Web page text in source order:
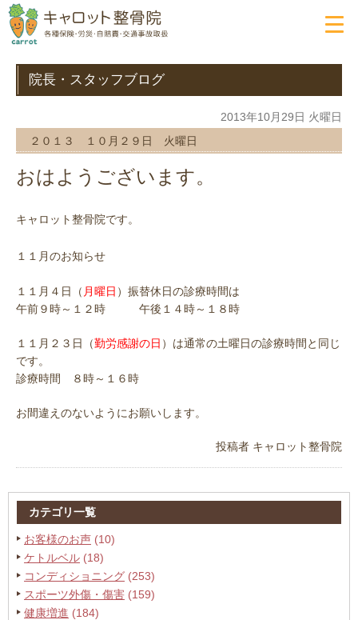
院長・スタッフブログ
2013年10月29日 火曜日
２０１３ １０月２９日 火曜日
おはようございます。
キャロット整骨院です。
１１月のお知らせ
１１月４日（ 月曜日 ）振替休日の診療時間は
午前９時～１２時 午後１４時～１８時
１１月２３日（勤労感謝の日 ）は通常の土曜日の診療時間と同じ
です。
診療時間 ８時～１６時
お間違えのないようにお願いします。
投稿者 キャロット整骨院
カテゴリ一覧
お客様のお声 (10)
ケトルベル (18)
コンディショニング (253)
スポーツ外傷・傷害 (159)
健康増進 (184)